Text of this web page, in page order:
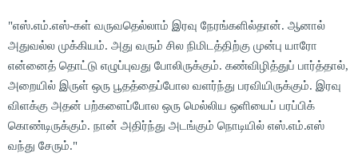
"எஸ்.எம்.எஸ்-கள் வருவதெல்லாம் இரவு நேரங்களில்தான். ஆனால்
அதுவல்ல முக்கியம். அது வரும் சில நிமிடத்திற்கு முன்பு யாரோ
என்னைத் தொட்டு எழுப்புவது போலிருக்கும். கண்விழித்துப் பார்த்தால்,
அறையில் இருள் ஒரு பூதத்தைப்போல வளர்ந்து பரவியிருக்கும். இரவு
விளக்கு அதன் பற்களைப்போல ஒரு மெல்லிய ஒளியைப் பரப்பிக்
கொண்டிருக்கும். நான் அதிர்ந்து அடங்கும் நொடியில் எஸ்.எம்.எஸ்
வந்து சேரும்."